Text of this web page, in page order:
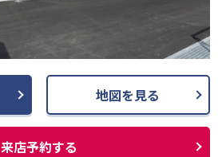
地図を見る
来店予約する